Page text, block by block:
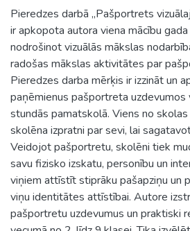
Pieredzes darbā „Pašportrets
ir apkopota autora viena mācību
nodrošinot vizuālās mākslas
radošas mākslas aktivitātes par
Pieredzes darba mērķis ir izzināt un
paņēmienus pašportreta uzdevumos
stundās pamatskolā. Viens no
skolēna izpratni par sevi, lai
Veidojot pašportretu, skolēni tiek
savu fizisko izskatu, personību un
viņiem attīstīt stiprāku pašapziņu un
viņu identitātes attīstībai. Autore
pašportretu uzdevumus un praktiski